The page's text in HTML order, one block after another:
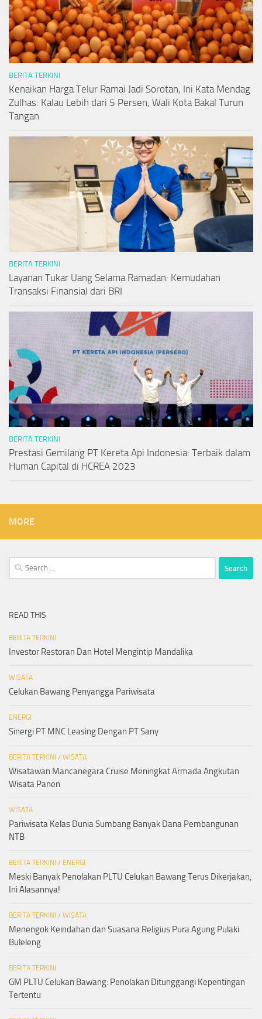
BERITA TERKINI
Kenaikan Harga Telur Ramai Jadi Sorotan, Ini Kata Mendag
Zulhas: Kalau Lebih dari 5 Persen, Wali Kota Bakal Turun
Tangan
BERITA TERKINI
Layanan Tukar Uang Selama Ramadan: Kemudahan
Transaksi Finansial dari BRI
BERITA TERKINI
Prestasi Gemilang PT Kereta Api Indonesia: Terbaik dalam
Human Capital di HCREA 2023
MORE
Search
for:
READ THIS
BERITA TERKINI
Investor Restoran Dan Hotel Mengintip Mandalika
WISATA
Celukan Bawang Penyangga Pariwisata
ENERGI
Sinergi PT MNC Leasing Dengan PT Sany
BERITA TERKINI / WISATA
Wisatawan Mancanegara Cruise Meningkat Armada Angkutan
Wisata Panen
WISATA
Pariwisata Kelas Dunia Sumbang Banyak Dana Pembangunan
NTB
BERITA TERKINI / ENERGI
Meski Banyak Penolakan PLTU Celukan Bawang Terus Dikerjakan,
Ini Alasannya!
BERITA TERKINI / WISATA
Menengok Keindahan dan Suasana Religius Pura Agung Pulaki
Buleleng
BERITA TERKINI
GM PLTU Celukan Bawang: Penolakan Ditunggangi Kepentingan
Tertentu